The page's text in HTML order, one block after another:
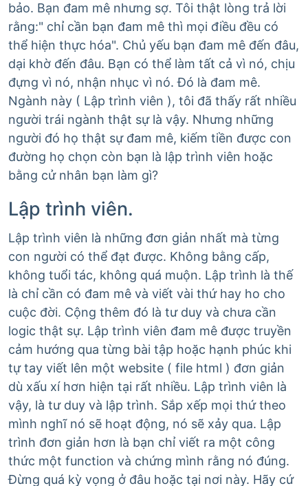
bảo. Bạn đam mê nhưng sợ. Tôi thật lòng trả lời
rằng:" chỉ cần bạn đam mê thì mọi điều đều có
thể hiện thực hóa". Chủ yếu bạn đam mê đến đâu,
dại khờ đến đâu. Bạn có thể làm tất cả vì nó, chịu
đựng vì nó, nhận nhục vì nó. Đó là đam mê.
Ngành này ( Lập trình viên ), tôi đã thấy rất nhiều
người trái ngành thật sự là vậy. Nhưng những
người đó họ thật sự đam mê, kiếm tiền được con
đường họ chọn còn bạn là lập trình viên hoặc
bằng cử nhân bạn làm gì?
Lập trình viên.
Lập trình viên là những đơn giản nhất mà từng
con người có thể đạt được. Không bằng cấp,
không tuổi tác, không quá muộn. Lập trình là thế
là chỉ cần có đam mê và viết vài thứ hay ho cho
cuộc đời. Cộng thêm đó là tư duy và chưa cần
logic thật sự. Lập trình viên đam mê được truyền
cảm hướng qua từng bài tập hoặc hạnh phúc khi
tự tay viết lên một website ( file html ) đơn giản
dù xấu xí hơn hiện tại rất nhiều. Lập trình viên là
vậy, là tư duy và lập trình. Sắp xếp mọi thứ theo
mình nghĩ nó sẽ hoạt động, nó sẽ xảy qua. Lập
trình đơn giản hơn là bạn chỉ viết ra một công
thức một function và chứng mình rằng nó đúng.
Đừng quá kỳ vọng ở đâu hoặc tại nơi này. Hãy cứ